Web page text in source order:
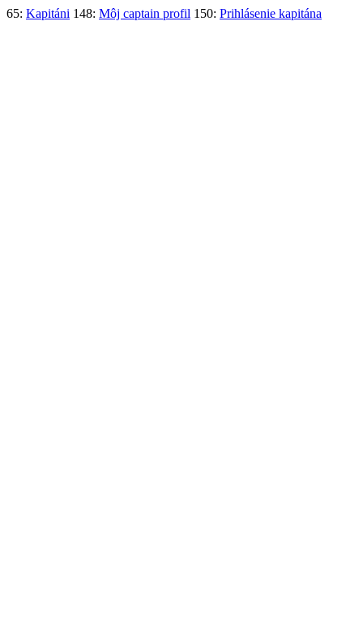
65: Kapitáni 148: Môj captain profil 150: Prihlásenie kapitána